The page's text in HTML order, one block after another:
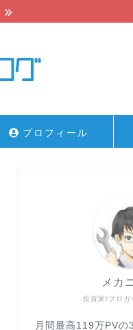
プロフィール
投資家/ブロガ
メカ
月間最高119万PVの